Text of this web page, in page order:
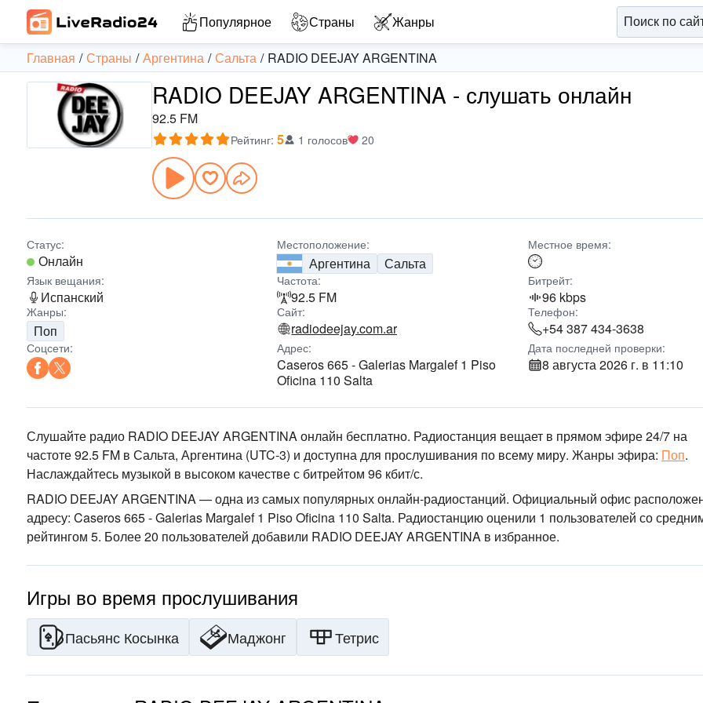
Популярное Страны
Жанры
Главная
Страны Аргентина Сальта RADIO DEEJAY ARGENTINA
RADIO DEEJAY ARGENTINA - слушать онлайн
92.5 FM
Рейтинг: 5 1 голосов 20
Статус:
Онлайн
Местоположение:
Аргентина Сальта
Местное время:
Язык вещания:
Испанский
Частота:
92.5 FM
Битрейт:
96 kbps
Жанры:
Поп
Сайт:
radiodeejay.com.ar
Телефон:
+54 387 434-3638
Соцсети: Адрес:
Caseros 665 - Galerias Margalef 1 Piso
Oficina 110 Salta
Дата последней проверки:
8 августа 2026 г. в 11:10
Слушайте радио RADIO DEEJAY ARGENTINA онлайн бесплатно. Радиостанция вещает в прямом эфире 24/7 на
частоте 92.5 FM в Сальта, Аргентина (UTC-3) и доступна для прослушивания по всему миру. Жанры эфира: Поп.
Наслаждайтесь музыкой в высоком качествес битрейтом 96 кбит/с.
RADIO DEEJAY ARGENTINA — одна из самых популярных онлайн-радиостанций. Официальный офис
адресу: Caseros 665 - Galerias Margalef 1 Piso Oficina 110 Salta. Радиостанцию оценили 1 пользователей со
рейтингом 5. Более 20 пользователей добавили RADIO DEEJAY ARGENTINA в избранное.
Игры во время прослушивания
Пасьянс Косынка Маджонг Тетрис